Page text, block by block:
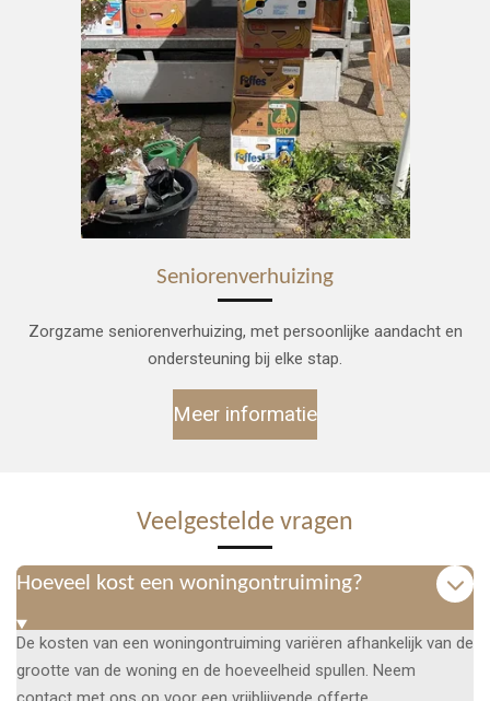
Seniorenverhuizing
Zorgzame seniorenverhuizing, met persoonlijke aandacht en
ondersteuning bij elke stap.
Meer informatie
Veelgestelde vragen
Hoeveel kost een woningontruiming?
De kosten van een woningontruiming variëren afhankelijk van de
grootte van de woning en de hoeveelheid spullen. Neem